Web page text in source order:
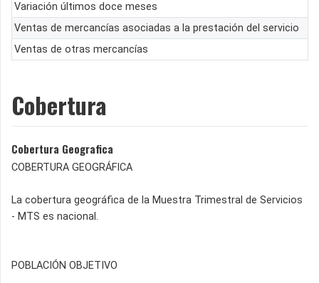
Variación últimos doce meses
Ventas de mercancías asociadas a la prestación del servicio
Ventas de otras mercancías
Cobertura
Cobertura Geografica
COBERTURA GEOGRÁFICA
La cobertura geográfica de la Muestra Trimestral de Servicios
- MTS es nacional.
POBLACIÓN OBJETIVO